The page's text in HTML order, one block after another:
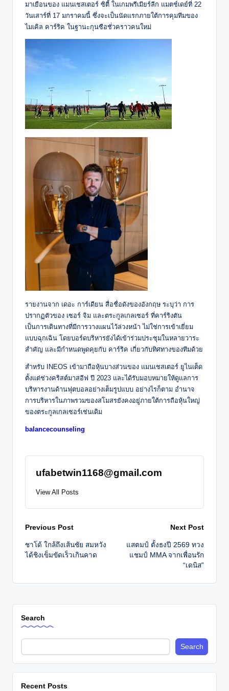
มาเยือนของ แมนเชสเตอร์ ซิตี้ ในเกมพรีเมียร์ลีก แมตช์เดย์ที่ 22
วันเสาร์ที่ 17 มกราคมนี้ ซึ่งจะเป็นนัดแรกภายใต้การคุมทีมของ
ไมเคิล คาร์ริค ในฐานะกุนซือชั่วคราวคนใหม่
รายงานจาก เดอะ การ์เดียน สื่อชื่อดังของอังกฤษ ระบุว่า การ
ปรากฏตัวของ เซอร์ จิม และตระกูลเกลเซอร์ ที่คาร์ริงตัน
เป็นการเดินทางที่มีการวางแผนไว้ล่วงหน้า ไม่ใช่การเข้าเยี่ยม
แบบฉุกเฉิน โดยบอร์ดบริหารยังได้เข้าร่วมประชุมในหลายวาระ
สำคัญ และมีกำหนดพูดคุยกับ คาร์ริค เกี่ยวกับทิศทางของทีมด้วย
สำหรับ INEOS เข้ามาถือหุ้นบางส่วนของ แมนเชสเตอร์ ยูไนเต็ด
ตั้งแต่ช่วงคริสต์มาสอีฟ ปี 2023 และได้รับมอบหมายให้ดูแลการ
บริหารงานด้านฟุตบอลอย่างเต็มรูปแบบ อย่างไรก็ตาม อำนาจ
การบริหารในภาพรวมของสโมสรยังคงอยู่ภายใต้การถือหุ้นใหญ่
ของตระกูลเกลเซอร์เช่นเดิม
balancecounseling
ufabetwin1168@gmail.com
View All Posts
Post
navigation
Previous Post
ชาโด้ ใกล้ถึงเส้นชัย สมหวัง
ได้ชิงเข็มขัดเร็วเกินคาด
Next Post
แสตมป์ ตั้งธงปี 2569 ทวง
แชมป์ MMA จากเพื่อนรัก
“เดนิส”
Search
Search
Recent Posts